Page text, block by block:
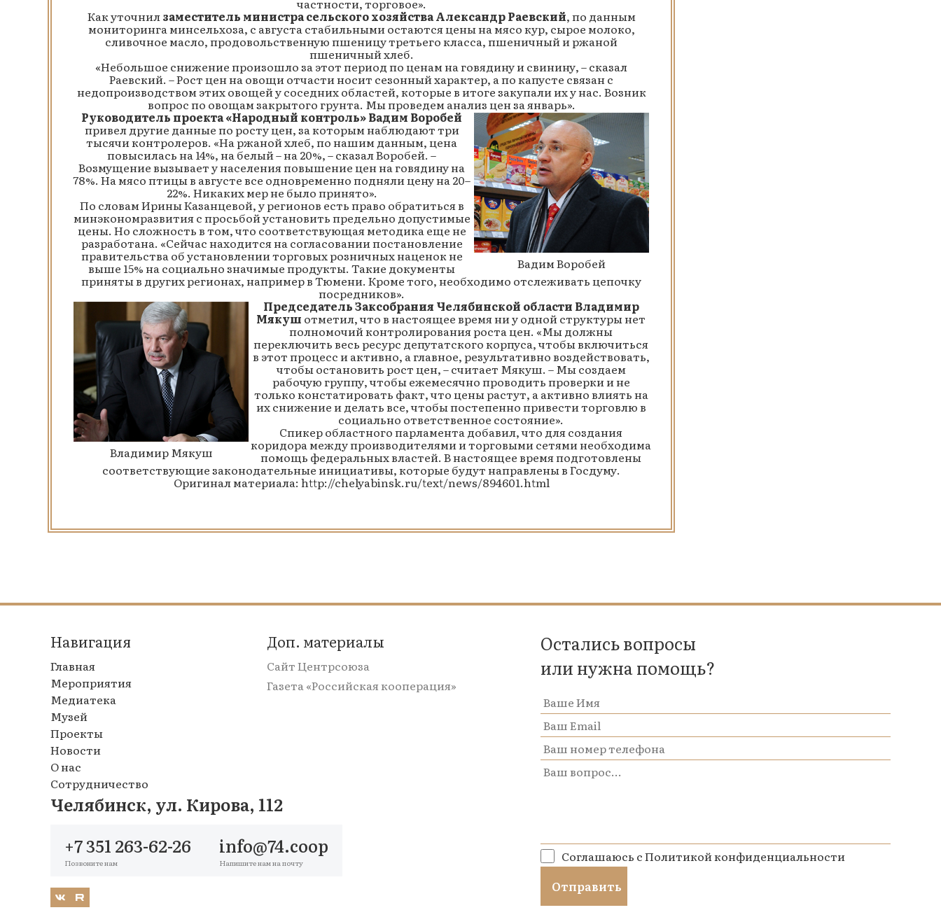
частности, торговое».
Как уточнилзаместитель министра сельского хозяйства Александр Раевский, по данным
мониторинга минсельхоза, с августа стабильными остаются цены на мясо кур, сырое молоко,
сливочное масло, продовольственную пшеницу третьего класса, пшеничный и ржаной
пшеничный хлеб.
«Небольшое снижение произошло за этот период по ценам на говядину и свинину, – сказал
Раевский. – Рост цен на овощи отчасти носит сезонный характер, а по капусте связан с
недопроизводством этих овощей у соседних областей, которые в итоге закупали их у нас. Возник
вопрос по овощам закрытого грунта. Мы проведем анализ цен за январь».
Вадим Воробей
Руководитель проекта «Народный контроль» Вадим Воробей
привел другие данные по росту цен, за которым наблюдают три
тысячи контролеров. «На ржаной хлеб, по нашим данным, цена
повысилась на 14%, на белый – на 20%, – сказал Воробей. –
Возмущение вызывает у населения повышение цен на говядину на
78%. На мясо птицы в августе все одновременно подняли цену на 20–
22%. Никаких мер не было принято».
По словам Ирины Казанцевой, у регионов есть право обратиться в
минэкономразвития с просьбой установить предельно допустимые
цены. Но сложность в том, что соответствующая методика еще не
разработана. «Сейчас находится на согласовании постановление
правительства об установлении торговых розничных наценок не
выше 15% на социально значимые продукты. Такие документы
приняты в других регионах, например в Тюмени. Кроме того, необходимо отслеживать цепочку
посредников».
Владимир Мякуш
Председатель Заксобрания Челябинской области Владимир
Мякуш отметил, что в настоящее время ни у одной структуры нет
полномочий контролирования роста цен. «Мы должны
переключить весь ресурс депутатского корпуса, чтобы включиться
в этот процесс и активно, а главное, результативно воздействовать,
чтобы остановить рост цен, – считает Мякуш. – Мы создаем
рабочую группу, чтобы ежемесячно проводить проверки и не
только констатировать факт, что цены растут, а активно влиять на
их снижение и делать все, чтобы постепенно привести торговлю в
социально ответственное состояние».
Спикер областного парламента добавил, что для создания
коридора между производителями и торговыми сетями необходима
помощь федеральных властей. В настоящее время подготовлены
соответствующие законодательные инициативы, которые будут направлены в Госдуму.
Оригинал материала: http://chelyabinsk.ru/text/news/894601.html
Навигация
Главная
Мероприятия
Медиатека
Музей
Проекты
Новости
О нас
Сотрудничество
Доп. материалы
Сайт Центрсоюза
Газета «Российская кооперация»
Челябинск, ул. Кирова, 112
+7 351 263-62-26
Позвоните нам
info@74.coop
Напишите нам на почту
Остались вопросы
или нужна помощь?
Соглашаюсь сПолитикой конфиденциальности